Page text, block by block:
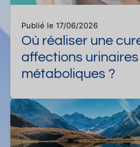
Publié le 17/06/2026
Où réaliser une
affections
métaboliques ?